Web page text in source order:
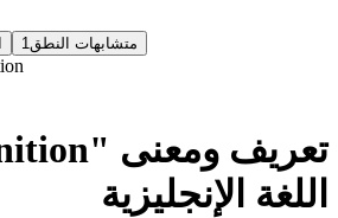
متشابهات النطق 1
اللغة الإنجليزية